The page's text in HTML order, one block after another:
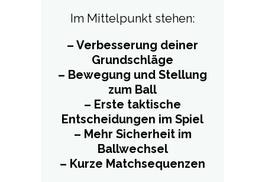
Im Mittelpunkt stehen:
– Verbesserung deiner
Grundschläge
– Bewegung und Stellung
zum Ball
– Erste taktische
Entscheidungen im Spiel
– Mehr Sicherheit im
Ballwechsel
– Kurze Matchsequenzen